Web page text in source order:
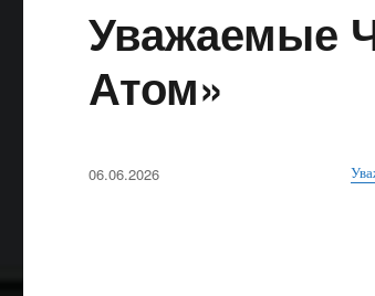
Уважаемые
Атом»
Опубликовано
06.06.2026